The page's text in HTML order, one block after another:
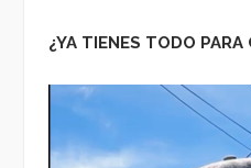
¿YA TIENES TODO PARA
Reproductor
vídeo